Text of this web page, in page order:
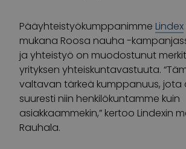
Pääyhteistyökumppanimme Lindex
mukana Roosa nauha -
ja yhteistyö on muodostunut
yrityksen yhteiskuntavastuuta.
valtavan tärkeä kumppanuus,
suuresti niin henkilökuntamme kuin
asiakkaammekin,” kertoo Lindexin
Rauhala.